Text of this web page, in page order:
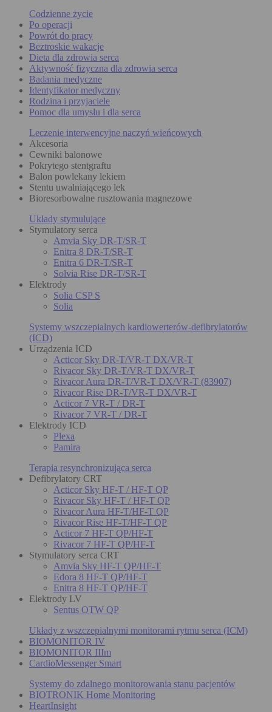
Codzienne życie
Po operacji
Powrót do pracy
Beztroskie wakacje
Dieta dla zdrowia serca
Aktywność fizyczna dla zdrowia serca
Badania medyczne
Identyfikator medyczny
Rodzina i przyjaciele
Pomoc dla umysłu i dla serca
Leczenie interwencyjne naczyń wieńcowych
Akcesoria
Cewniki balonowe
Pokrytego stentgraftu
Balon powlekany lekiem
Stentu uwalniającego lek
Bioresorbowalne rusztowania magnezowe
Układy stymulujące
Stymulatory serca
Amvia Sky DR-T/SR-T
Enitra 8 DR-T/SR-T
Enitra 6 DR-T/SR-T
Solvia Rise DR-T/SR-T
Elektrody
Solia CSP S
Solia
Systemy wszczepialnych kardiowerterów-defibrylatorów
(ICD)
Urządzenia ICD
Acticor Sky DR-T/VR-T DX/VR-T
Rivacor Sky DR-T/VR-T DX/VR-T
Rivacor Aura DR-T/VR-T DX/VR-T (83907)
Rivacor Rise DR-T/VR-T DX/VR-T
Acticor 7 VR-T / DR-T
Rivacor 7 VR-T / DR-T
Elektrody ICD
Plexa
Pamira
Terapia resynchronizująca serca
Defibrylatory CRT
Acticor Sky HF-T / HF-T QP
Rivacor Sky HF-T / HF-T QP
Rivacor Aura HF-T/HF-T QP
Rivacor Rise HF-T/HF-T QP
Acticor 7 HF-T QP/HF-T
Rivacor 7 HF-T QP/HF-T
Stymulatory serca CRT
Amvia Sky HF-T QP/HF-T
Edora 8 HF-T QP/HF-T
Enitra 8 HF-T QP/HF-T
Elektrody LV
Sentus OTW QP
Układy z wszczepialnymi monitorami rytmu serca (ICM)
BIOMONITOR IV
BIOMONITOR IIIm
CardioMessenger Smart
Systemy do zdalnego monitorowania stanu pacjentów
BIOTRONIK Home Monitoring
HeartInsight